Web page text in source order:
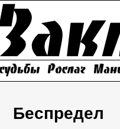
Беспредел